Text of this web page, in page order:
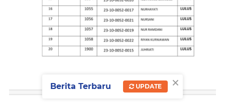
×
Berita Terbaru UPDATE